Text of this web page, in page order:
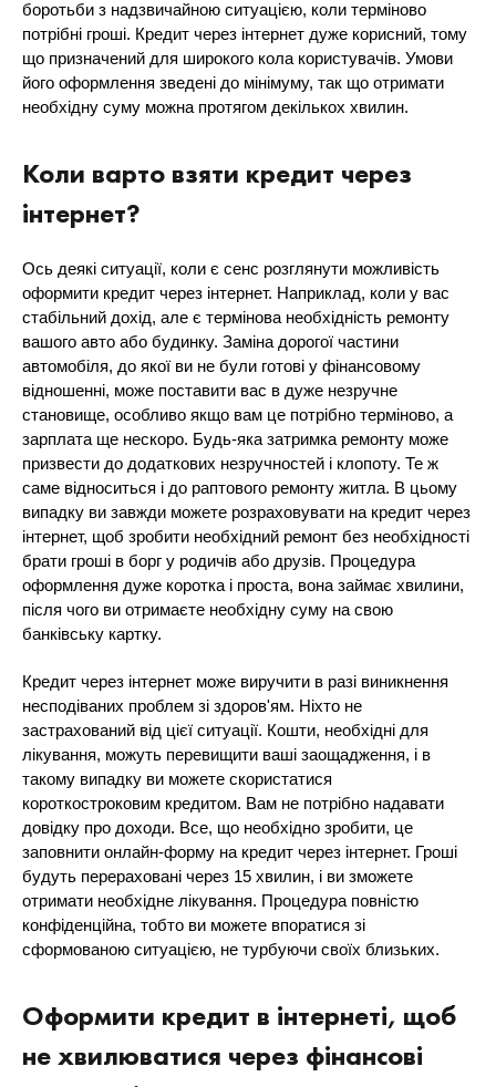
боротьби з надзвичайною ситуацією, коли терміново
потрібні гроші. Кредит через інтернет дуже корисний, тому
що призначений для широкого кола користувачів. Умови
його оформлення зведені до мінімуму, так що отримати
необхідну суму можна протягом декількох хвилин.
Коли варто взяти кредит через
інтернет?
Ось деякі ситуації, коли є сенс розглянути можливість
оформити кредит через інтернет. Наприклад, коли у вас
стабільний дохід, але є термінова необхідність ремонту
вашого авто або будинку. Заміна дорогої частини
автомобіля, до якої ви не були готові у фінансовому
відношенні, може поставити вас в дуже незручне
становище, особливо якщо вам це потрібно терміново, а
зарплата ще нескоро. Будь-яка затримка ремонту може
призвести до додаткових незручностей і клопоту. Те ж
саме відноситься і до раптового ремонту житла. В цьому
випадку ви завжди можете розраховувати на кредит через
інтернет, щоб зробити необхідний ремонт без необхідності
брати гроші в борг у родичів або друзів. Процедура
оформлення дуже коротка і проста, вона займає хвилини,
після чого ви отримаєте необхідну суму на свою
банківську картку.
Кредит через інтернет може виручити в разі виникнення
несподіваних проблем зі здоров'ям. Ніхто не
застрахований від цієї ситуації. Кошти, необхідні для
лікування, можуть перевищити ваші заощадження, і в
такому випадку ви можете скористатися
короткостроковим кредитом. Вам не потрібно надавати
довідку про доходи. Все, що необхідно зробити, це
заповнити онлайн-форму на кредит через інтернет. Гроші
будуть перераховані через 15 хвилин, і ви зможете
отримати необхідне лікування. Процедура повністю
конфіденційна, тобто ви можете впоратися зі
сформованою ситуацією, не турбуючи своїх близьких.
Оформити кредит в інтернеті, щоб
не хвилюватися через фінансові